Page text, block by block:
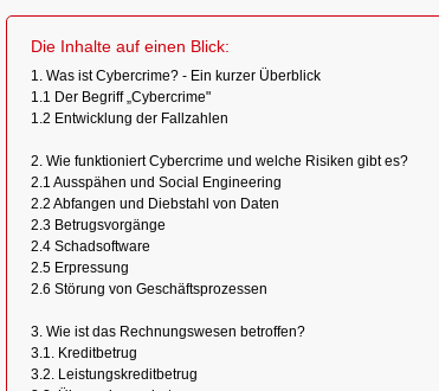
Die Inhalte auf einen Blick:
1. Was ist Cybercrime? - Ein kurzer Überblick
1.1 Der Begriff „Cybercrime"
1.2 Entwicklung der Fallzahlen
2. Wie funktioniert Cybercrime und welche Risiken gibt es?
2.1 Ausspähen und Social Engineering
2.2 Abfangen und Diebstahl von Daten
2.3 Betrugsvorgänge
2.4 Schadsoftware
2.5 Erpressung
2.6 Störung von Geschäftsprozessen
3. Wie ist das Rechnungswesen betroffen?
3.1. Kreditbetrug
3.2. Leistungskreditbetrug